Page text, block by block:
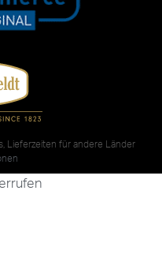
Lieferzeiten für andere Länder